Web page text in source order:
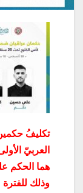
تكليفُ
هما الحكم